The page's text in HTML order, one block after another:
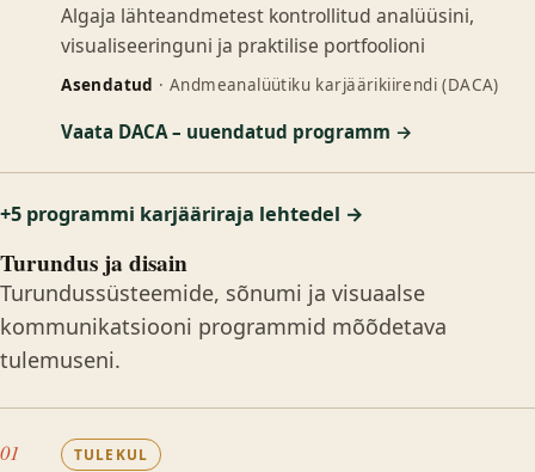
Algaja lähteandmetest kontrollitud analüüsini,
visualiseeringuni ja praktilise portfoolioni
Asendatud · Andmeanalüütiku karjäärikiirendi (DACA)
Vaata DACA – uuendatud programm →
+5 programmi karjääriraja lehtedel →
Turundus ja disain
Turundussüsteemide, sõnumi ja visuaalse
kommunikatsiooni programmid mõõdetava
tulemuseni.
01 TULEKUL